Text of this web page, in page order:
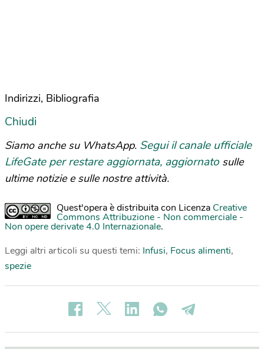
Indirizzi, Bibliografia
Chiudi
Siamo anche su WhatsApp. Segui il canale ufficiale
LifeGate per restare aggiornata, aggiornato sulle
ultime notizie e sulle nostre attività.
Quest'opera è distribuita con Licenza Creative
Commons Attribuzione - Non commerciale -
Non opere derivate 4.0 Internazionale.
Leggi altri articoli su questi temi: Infusi, Focus alimenti,
spezie